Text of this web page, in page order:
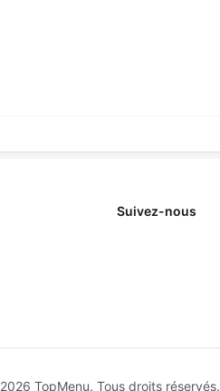
Suivez-nous
2026 TopMenu. Tous droits réservés.